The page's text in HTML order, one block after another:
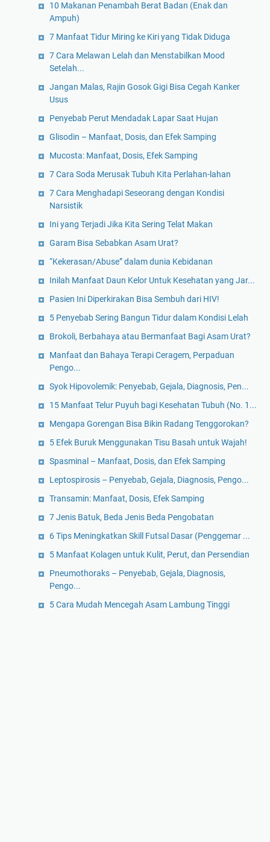
10 Makanan Penambah Berat Badan (Enak dan
Ampuh)
7 Manfaat Tidur Miring ke Kiri yang Tidak Diduga
7 Cara Melawan Lelah dan Menstabilkan Mood
Setelah...
Jangan Malas, Rajin Gosok Gigi Bisa Cegah Kanker
Usus
Penyebab Perut Mendadak Lapar Saat Hujan
Glisodin – Manfaat, Dosis, dan Efek Samping
Mucosta: Manfaat, Dosis, Efek Samping
7 Cara Soda Merusak Tubuh Kita Perlahan-lahan
7 Cara Menghadapi Seseorang dengan Kondisi
Narsistik
Ini yang Terjadi Jika Kita Sering Telat Makan
Garam Bisa Sebabkan Asam Urat?
“Kekerasan/Abuse” dalam dunia Kebidanan
Inilah Manfaat Daun Kelor Untuk Kesehatan yang Jar...
Pasien Ini Diperkirakan Bisa Sembuh dari HIV!
5 Penyebab Sering Bangun Tidur dalam Kondisi Lelah
Brokoli, Berbahaya atau Bermanfaat Bagi Asam Urat?
Manfaat dan Bahaya Terapi Ceragem, Perpaduan
Pengo...
Syok Hipovolemik: Penyebab, Gejala, Diagnosis, Pen...
15 Manfaat Telur Puyuh bagi Kesehatan Tubuh (No. 1...
Mengapa Gorengan Bisa Bikin Radang Tenggorokan?
5 Efek Buruk Menggunakan Tisu Basah untuk Wajah!
Spasminal – Manfaat, Dosis, dan Efek Samping
Leptospirosis – Penyebab, Gejala, Diagnosis, Pengo...
Transamin: Manfaat, Dosis, Efek Samping
7 Jenis Batuk, Beda Jenis Beda Pengobatan
6 Tips Meningkatkan Skill Futsal Dasar (Penggemar ...
5 Manfaat Kolagen untuk Kulit, Perut, dan Persendian
Pneumothoraks – Penyebab, Gejala, Diagnosis,
Pengo...
5 Cara Mudah Mencegah Asam Lambung Tinggi